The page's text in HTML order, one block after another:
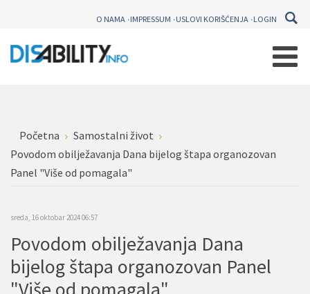
O NAMA IMPRESSUM USLOVI KORIŠĆENJA LOGIN
Početna
Samostalni život
Povodom obilježavanja Dana bijelog štapa organozovan
Panel "Više od pomagala"
sreda, 16 oktobar 2024 06:57
Povodom obilježavanja Dana
bijelog štapa organozovan Panel